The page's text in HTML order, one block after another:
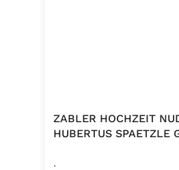
ZABLER HOCHZEIT
HUBERTUS SPAETZLE
.